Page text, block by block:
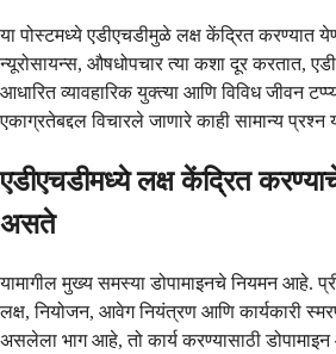
या पोस्टमध्ये एडीएचडीमुळे लक्ष केंद्रित करण्यात
न्यूरोसायन्स, औषधोपचार त्या कशा दूर करतात,
आधारित व्यावहारिक युक्त्या आणि विविध जीवन
एकाग्रतेबद्दल विचारले जाणारे काही सामान्य प्रश्न
एडीएचडीमध्ये लक्ष केंद्रित
असते
यामागील मुख्य समस्या डोपामाइनचे नियमन आहे.
लक्ष, नियोजन, आवेग नियंत्रण आणि कार्यकारी
असलेला भाग आहे, तो कार्य करण्यासाठी